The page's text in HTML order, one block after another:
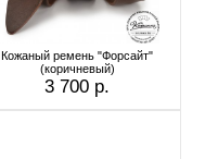
Кожаный ремень "Форсайт"
(коричневый)
3 700 р.